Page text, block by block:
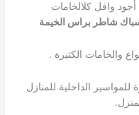
وافل كلالخامات
شاطر براس الخيمة
والخامات الكثيرة .
للمواسير الداخلية للمنازل